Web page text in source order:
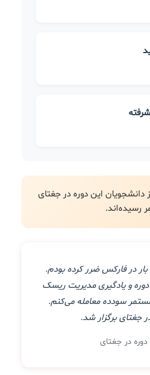
از دانشجویان این دوره در جغتای
رسیده‌اند.
در فارکس ضرر کرده بودم.
دوره و یادگیری مدیریت ریسک
سودده معامله می‌کنم.
جغتای برگزار شد.
در جغتای